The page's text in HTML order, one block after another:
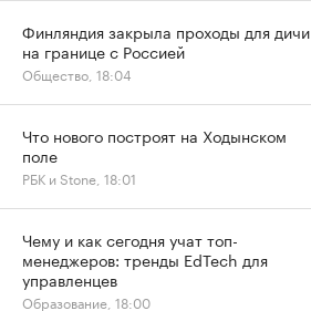
Финляндия закрыла проходы для дичи
на границе с Россией
Общество, 18:04
Что нового построят на Ходынском
поле
РБК и Stone, 18:01
Чему и как сегодня учат топ-
менеджеров: тренды EdTech для
управленцев
Образование, 18:00